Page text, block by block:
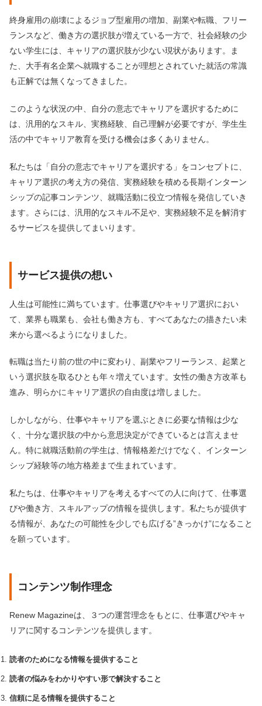
終身雇用の崩壊によるジョブ型雇用の増加、副業や転職、フリー
ランスなど、働き方の選択肢が増えている一方で、社会経験の少
ない学生には、キャリアの選択肢が少ない現状があります。ま
た、大手有名企業へ就職することが理想とされていた就活の常識
も正解では無くなってきました。
このような状況の中、自分の意志でキャリアを選択するために
は、汎用的なスキル、実務経験、自己理解が必要ですが、学生生
活の中でキャリア教育を受ける機会は多くありません。
私たちは「自分の意志でキャリアを選択する」をコンセプトに、
キャリア選択の考え方の発信、実務経験を積める長期インターン
シップの記事コンテンツ、就職活動に役立つ情報を発信していき
ます。さらには、汎用的なスキル不足や、実務経験不足を解消す
るサービスを提供してまいります。
サービス提供の想い
人生は可能性に満ちています。仕事選びやキャリア選択におい
て、業界も職業も、会社も働き方も、すべてあなたの描きたい未
来から選べるようになりました。
転職は当たり前の世の中に変わり、副業やフリーランス、起業と
いう選択肢を取るひとも年々増えています。女性の働き方改革も
進み、明らかにキャリア選択の自由度は増しました。
しかしながら、仕事やキャリアを選ぶときに必要な情報は少な
く、十分な選択肢の中から意思決定ができているとは言えませ
ん。特に就職活動前の学生は、情報格差だけでなく、インターン
シップ経験等の地方格差まで生まれています。
私たちは、仕事やキャリアを考えるすべての人に向けて、仕事選
びや働き方、スキルアップの情報を提供します。私たちが提供す
る情報が、あなたの可能性を少しでも広げる”きっかけ”になること
を願っています。
コンテンツ制作理念
Renew Magazineは、３つの運営理念をもとに、仕事選びやキャ
リアに関するコンテンツを提供します。
読者のためになる情報を提供すること
読者の悩みをわかりやすい形で解決すること
信頼に足る情報を提供すること